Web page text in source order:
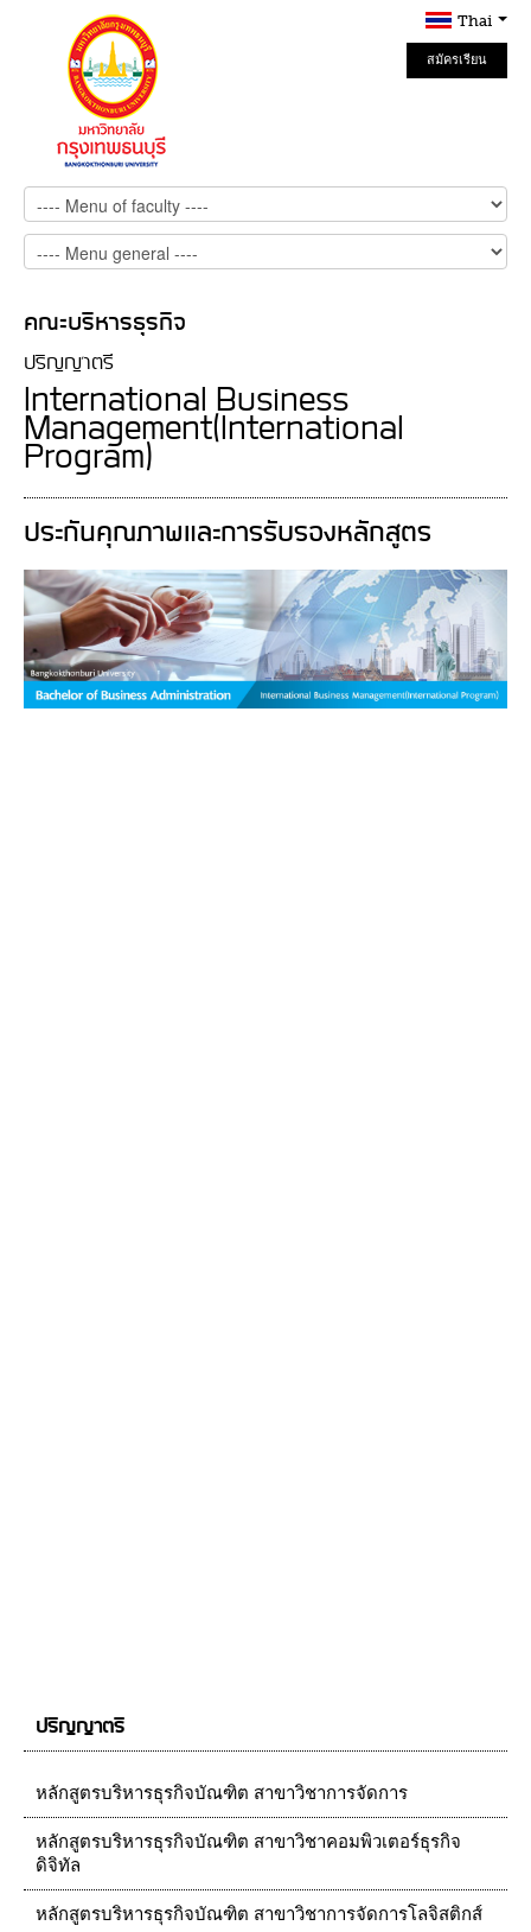
Thai
สมัครเรียน
Online
คณะบริหารธุรกิจ
ปริญญาตรี
International Business
Management(International
Program)
ประกันคุณภาพและการรับรองหลักสูตร
ปริญญาตรี
หลักสูตรบริหารธุรกิจบัณฑิต สาขาวิชาการจัดการ
หลักสูตรบริหารธุรกิจบัณฑิต สาขาวิชาคอมพิวเตอร์ธุรกิจ
ดิจิทัล
หลักสูตรบริหารธุรกิจบัณฑิต สาขาวิชาการจัดการโลจิสติกส์